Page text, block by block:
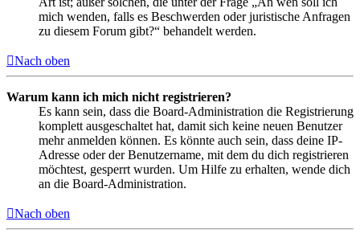
mich wenden, falls es Beschwerden oder juristische Anfragen
zu diesem Forum gibt?“ behandelt werden.
Nach oben
Warum kann ich mich nicht registrieren?
Es kann sein, dass die Board-Administration die Registrierung
komplett ausgeschaltet hat, damit sich keine neuen Benutzer
mehr anmelden können. Es könnte auch sein, dass deine IP-
Adresse oder der Benutzername, mit dem du dich registrieren
möchtest, gesperrt wurden. Um Hilfe zu erhalten, wende dich
an die Board-Administration.
Nach oben